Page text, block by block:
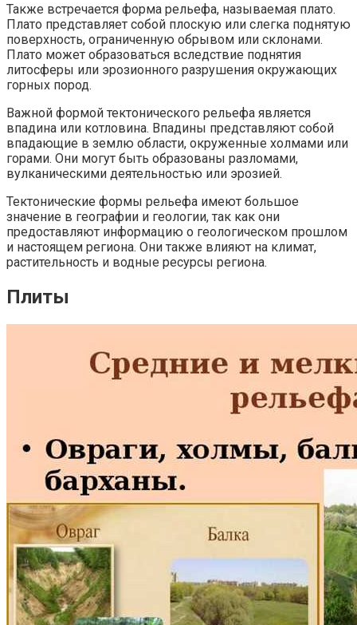
Также встречается форма рельефа, называемая плато.
Плато представляет собой плоскую или слегка поднятую
поверхность, ограниченную обрывом или склонами.
Плато может образоваться вследствие поднятия
литосферы или эрозионного разрушения окружающих
горных пород.
Важной формой тектонического рельефа является
впадина или котловина. Впадины представляют собой
впадающие в землю области, окруженные холмами или
горами. Они могут быть образованы разломами,
вулканическими деятельностью или эрозией.
Тектонические формы рельефа имеют большое
значение в географии и геологии, так как они
предоставляют информацию о геологическом прошлом
и настоящем региона. Они также влияют на климат,
растительность и водные ресурсы региона.
Плиты